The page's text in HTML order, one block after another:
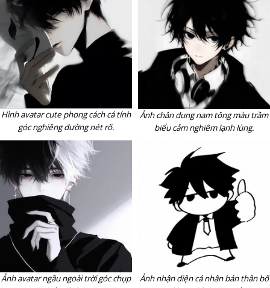
Hình avatar cute phong cách cá tính
góc nghiêng đường nét rõ.
Ảnh chân dung nam tông màu trầm
biểu cảm nghiêm lạnh lùng.
Ảnh avatar ngầu ngoài trời góc chụp
Ảnh nhận diện cá nhân bán thân bố